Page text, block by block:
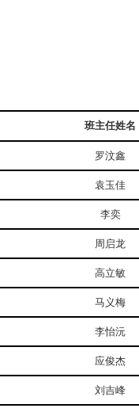
班主任姓名
罗汶鑫
袁玉佳
李奕
周启龙
高立敏
马义梅
李怡沅
应俊杰
刘吉峰